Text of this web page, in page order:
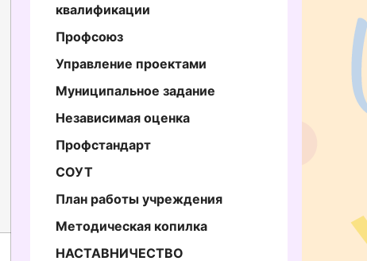
квалификации
Профсоюз
Управление проектами
Муниципальное задание
Независимая оценка
Профстандарт
СОУТ
План работы учреждения
Методическая копилка
НАСТАВНИЧЕСТВО